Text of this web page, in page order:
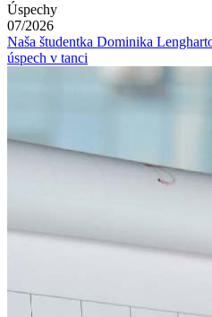
Úspechy
07/2026
Naša študentka Dominika
úspech v tanci